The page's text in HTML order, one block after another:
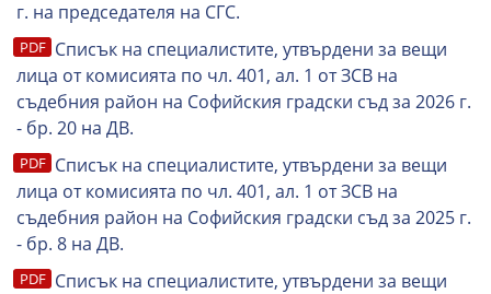
г. на председателя на СГС.
Списък на специалистите, утвърдени за вещи
лица от комисията по чл. 401, ал. 1 от ЗСВ на
съдебния район на Софийския градски съд за 2026 г.
- бр. 20 на ДВ.
Списък на специалистите, утвърдени за вещи
лица от комисията по чл. 401, ал. 1 от ЗСВ на
съдебния район на Софийския градски съд за 2025 г.
- бр. 8 на ДВ.
Списък на специалистите, утвърдени за вещи